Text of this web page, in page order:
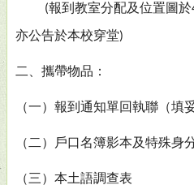
(報到教室分配及位置圖於
亦公告於本校穿堂)
二、攜帶物品：
（一）報到通知單回執聯（填
（二）戶口名簿影本及特殊身
（三）本土語調查表